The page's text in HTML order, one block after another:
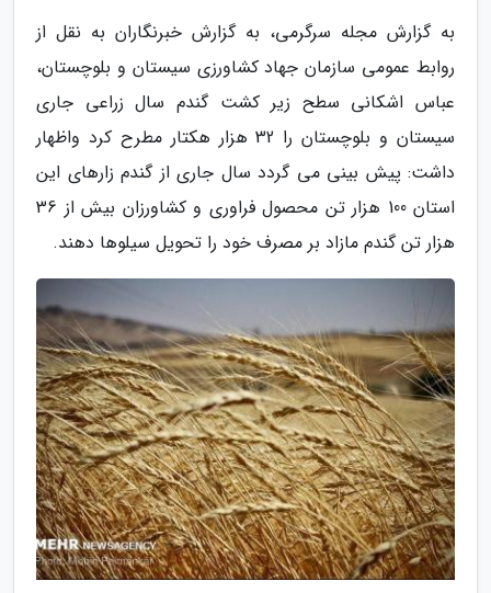
به گزارش مجله سرگرمی، به گزارش خبرنگاران به نقل از
روابط عمومی سازمان جهاد کشاورزی سیستان و بلوچستان،
عباس اشکانی سطح زیر کشت گندم سال زراعی جاری
سیستان و بلوچستان را 32 هزار هکتار مطرح کرد واظهار
داشت: پیش بینی می گردد سال جاری از گندم زارهای این
استان 100 هزار تن محصول فراوری و کشاورزان بیش از 36
هزار تن گندم مازاد بر مصرف خود را تحویل سیلوها دهند.